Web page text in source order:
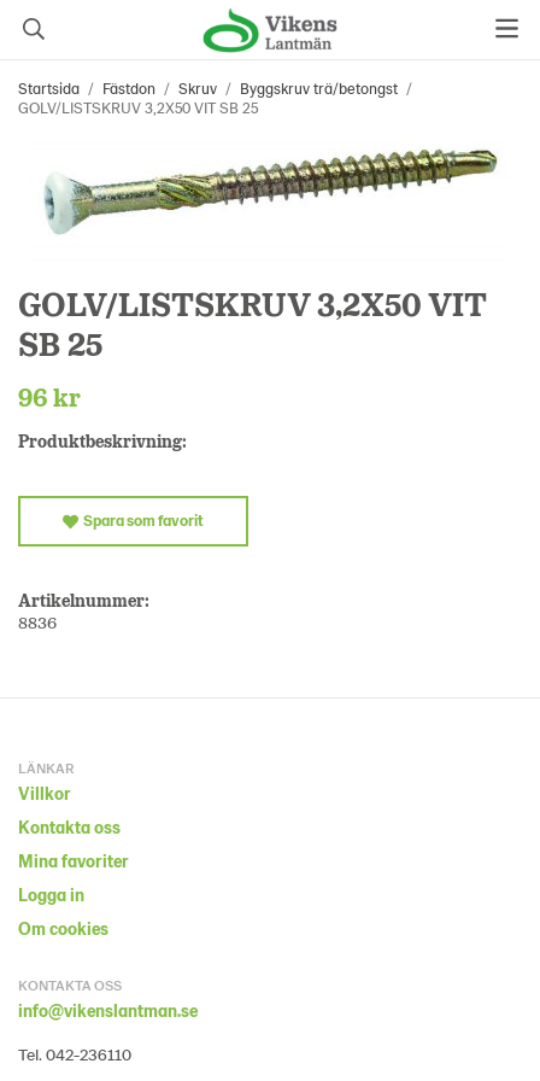
Startsida / Fästdon / Skruv / Byggskruv trä/betongst /
GOLV/LISTSKRUV 3,2X50 VIT SB 25
GOLV/LISTSKRUV 3,2X50 VIT
SB 25
96 kr
Produktbeskrivning:
Spara som favorit
Artikelnummer:
8836
LÄNKAR
Villkor
Kontakta oss
Mina favoriter
Logga in
Om cookies
KONTAKTA OSS
info@vikenslantman.se
Tel. 042-236110